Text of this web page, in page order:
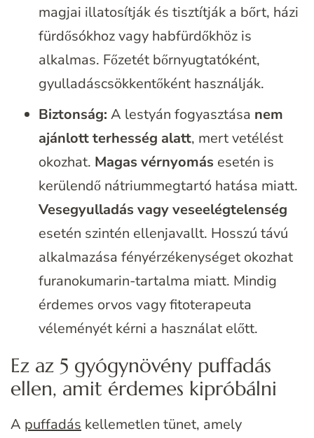
magjai illatosítják és tisztítják a bőrt, házi
fürdősókhoz vagy habfürdőkhöz is
alkalmas. Főzetét bőrnyugtatóként,
gyulladáscsökkentőként használják.
Biztonság: A lestyán fogyasztása nem
ajánlott terhesség alatt, mert vetélést
okozhat. Magas vérnyomás esetén is
kerülendő nátriummegtartó hatása miatt.
Vesegyulladás vagy veseelégtelenség
esetén szintén ellenjavallt. Hosszú távú
alkalmazása fényérzékenységet okozhat
furanokumarin-tartalma miatt. Mindig
érdemes orvos vagy fitoterapeuta
véleményét kérni a használat előtt.
Ez az 5 gyógynövény puffadás
ellen, amit érdemes kipróbálni
A puffadás kellemetlen tünet, amely